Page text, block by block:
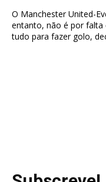
O Manchester United-
entanto, não é por falta
tudo para fazer golo,